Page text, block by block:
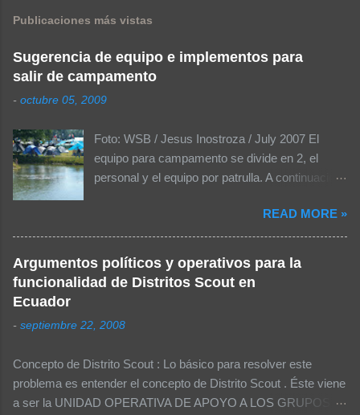
n
a
i
o
s
Publicaciones más vistas
Sugerencia de equipo e implementos para
salir de campamento
- octubre 05, 2009
Foto: WSB / Jesus Inostroza / July 2007 El
equipo para campamento se divide en 2, el
personal y el equipo por patrulla. A continuación
importantes que se debería considerar dentro
del equipo personal para llevarlas a un
campamento: El equipo personal para
campamentos: MOCHILA Sleeping o 2-3
impermeable Gorra o sombrero Dentro de la
Extra con todos sus implementos 1 muda de
ropa por cada día de campamento, la misma
que incluya: Calcetines / Ropa interior Pijama o
READ MORE »
Argumentos políticos y operativos para la
funcionalidad de Distritos Scout en
Ecuador
- septiembre 22, 2008
Concepto de Distrito Scout : Lo básico para resolver este
problema es entender el concepto de Distrito Scout . Éste viene
a ser la UNIDAD OPERATIVA DE APOYO A LOS GRUPOS